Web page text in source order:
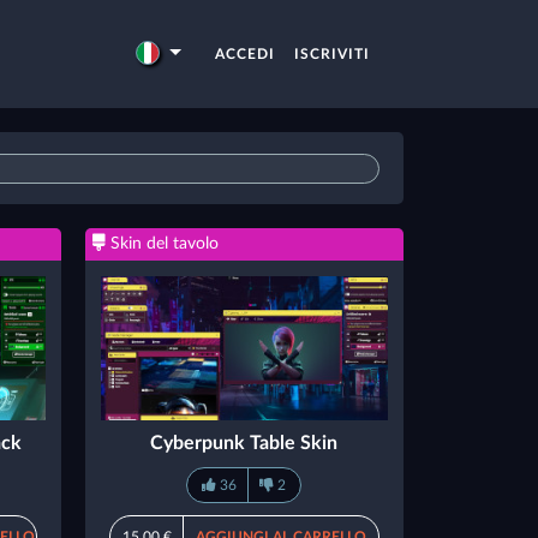
ACCEDI ISCRIVITI
Skin del tavolo
Cyberpunk Table Skin
36 2